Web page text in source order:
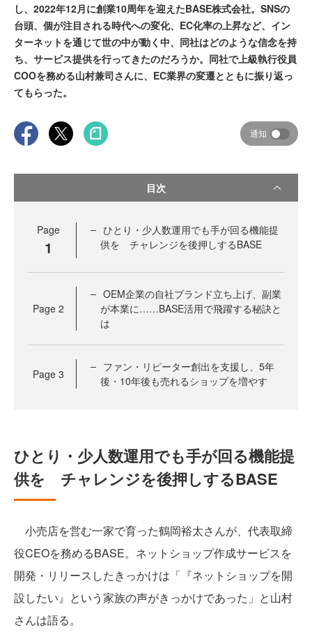
し、2022年12月に創業10周年を迎えたBASE株式会社。SNSの
台頭、個が注目される時代への変化、EC化率の上昇など、イン
ターネットを通じて世の中が動く中、同社はどのような信念を持
ち、サービス提供を行ってきたのだろうか。同社で上級執行役員
COOを務める山村兼司さんに、EC業界の変遷とともに振り返っ
てもらった。
通知
目次
Page
1
ひとり・少人数運用でも手が回る機能提
供を チャレンジを後押しするBASE
Page 2
OEM企業の自社ブランド立ち上げ、副業
が本業に……BASE活用で飛躍する秘訣と
は
Page 3
ファン・リピーター創出を支援し、5年
後・10年後も売れるショップを増やす
ひとり・少人数運用でも手が回る機能提
供を チャレンジを後押しするBASE
小売店を営む一家で育った鶴岡裕太さんが、代表取締
役CEOを務めるBASE。ネットショップ作成サービスを
開発・リリースしたきっかけは「『ネットショップを開
設したい』という家族の声がきっかけであった」と山村
さんは語る。